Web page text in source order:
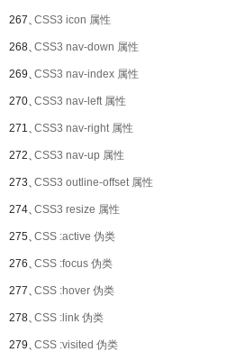
267、CSS3 icon 属性
268、CSS3 nav-down 属性
269、CSS3 nav-index 属性
270、CSS3 nav-left 属性
271、CSS3 nav-right 属性
272、CSS3 nav-up 属性
273、CSS3 outline-offset 属性
274、CSS3 resize 属性
275、CSS :active 伪类
276、CSS :focus 伪类
277、CSS :hover 伪类
278、CSS :link 伪类
279、CSS :visited 伪类